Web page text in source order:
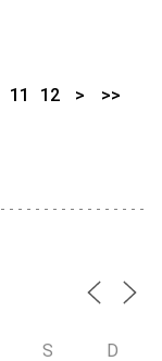
11 12 > >>
S D